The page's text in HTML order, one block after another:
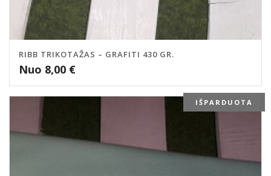
RIBB TRIKOTAŽAS – GRAFITI 430 GR.
Nuo 8,00 €
IŠPARDUOTA